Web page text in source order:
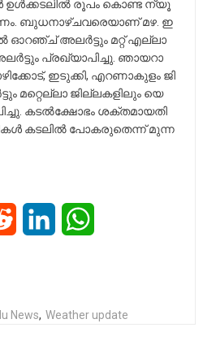
ഉ​ള്‍​ക്ക​ട​ലി​ല്‍ രൂ​പം കൊ​ണ്ട ന്യൂ​
ബു​ധ​നാ​ഴ്ച​വ​രെ​യാ​ണ് മ​ഴ. ഇ​
ഓ​റ​ഞ്ച് അ​ല​ര്‍​ട്ടും മ​റ്റ് എ​ല്ലാ
പ്ര​ഖ്യാ​പി​ച്ചു. ഞാ​യ​റാ​
ഇ​ടു​ക്കി, എ​റ​ണാ​കു​ളം ജി​
മ​റ്റെ​ല്ലാ ജി​ല്ല​ക​ളി​ലും യെ​
ക​ട​ല്‍​ക്ഷോ​ഭം ശ​ക്ത​മാ​യ​തി​
ക​ട​ലി​ല്‍ പോ​ക​രു​തെ​ന്ന് മു​ന്ന​
Reddit LinkedIn
News, Weather update